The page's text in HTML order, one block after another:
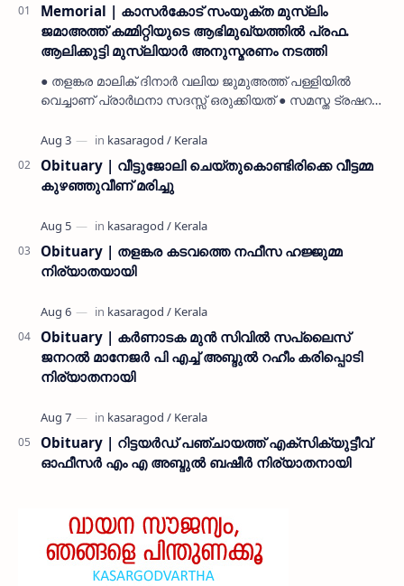
Memorial | കാസർകോട് സംയുക്ത മുസ്ലിം
ജമാഅത്ത് കമ്മിറ്റിയുടെ ആഭിമുഖ്യത്തിൽ പ്രഫ.
ആലിക്കുട്ടി മുസ്ലിയാർ അനുസ്മരണം നടത്തി
● തളങ്കര മാലിക് ദിനാർ വലിയ ജുമുഅത്ത് പള്ളിയിൽ
വെച്ചാണ് പ്രാർഥനാ സദസ്സ് ഒരുക്കിയത് ● സമസ്ത ട്രഷറർ
നൽകി കാസ…
Obituary | വീട്ടുജോലി ചെയ്തുകൊണ്ടിരിക്കെ വീട്ടമ്മ
കുഴഞ്ഞുവീണ് മരിച്ചു
Obituary | തളങ്കര കടവത്തെ നഫീസ ഹജ്ജുമ്മ
നിര്യാതയായി
Obituary | കർണാടക മുൻ സിവില്‍ സപ്ലൈസ്
ജനറൽ മാനേജർ പി എച്ച് അബ്ദുൽ റഹീം കരിപ്പൊടി
നിര്യാതനായി
Obituary | റിട്ടയർഡ് പഞ്ചായത്ത് എക്സിക്യുട്ടീവ്
ഓഫീസർ എം എ അബ്ദുൽ ബഷീർ നിര്യാതനായി